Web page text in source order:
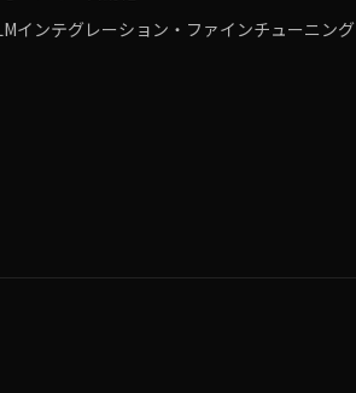
インテグレーション・ファインチューニング